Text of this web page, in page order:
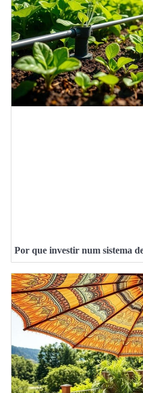
Por que investir num sistema